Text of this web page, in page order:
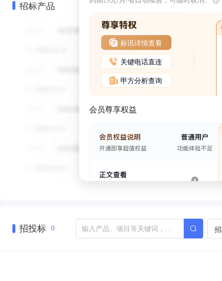
招标产品
标讯详情查看
关键电话直连
甲方分析查询
会员尊享权益
招投标 0